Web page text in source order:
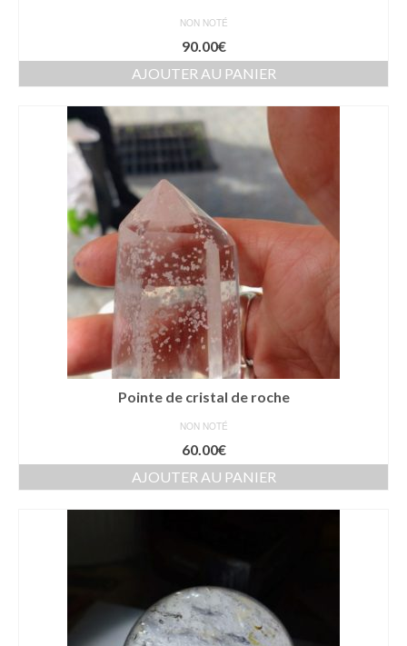
NON NOTÉ
90.00€
AJOUTER AU PANIER
Pointe de cristal de roche
NON NOTÉ
60.00€
AJOUTER AU PANIER